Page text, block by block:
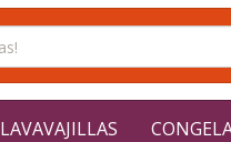
LAVAVAJILLAS